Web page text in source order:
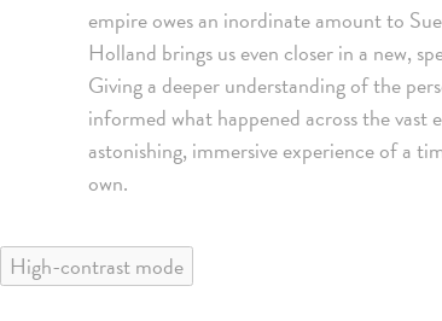
empire owes an inordinate amount to
Holland brings us even closer in a new,
Giving a deeper understanding of the
informed what happened across the vast
astonishing, immersive experience of a
own.
High-contrast mode